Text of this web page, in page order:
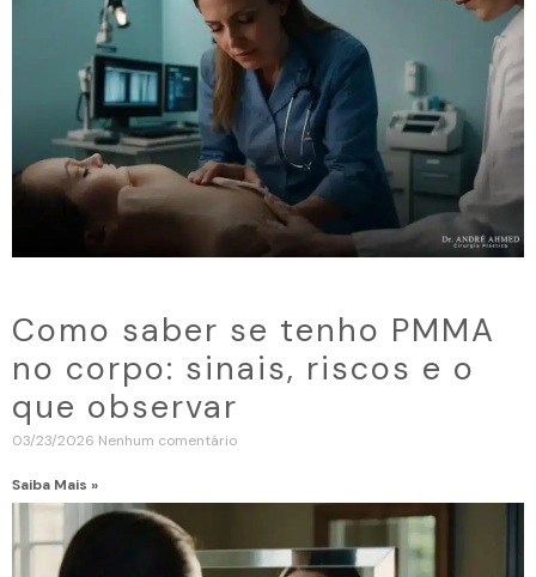
Como saber se tenho PMMA
no corpo: sinais, riscos e o
que observar
03/23/2026 Nenhum comentário
Saiba Mais »